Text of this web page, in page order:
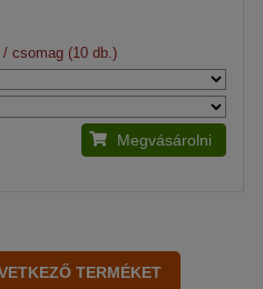
/ csomag (10 db.)
Megvásárolni